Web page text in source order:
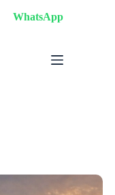
WhatsApp